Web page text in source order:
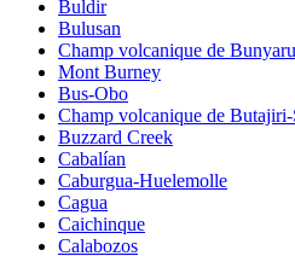
Buldir
Bulusan
Champ volcanique de
Mont Burney
Bus-Obo
Champ volcanique de
Buzzard Creek
Cabalían
Caburgua-Huelemolle
Cagua
Caichinque
Calabozos